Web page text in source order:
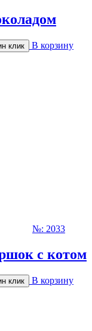
клик В корзину
№: 2033
с котом
клик В корзину